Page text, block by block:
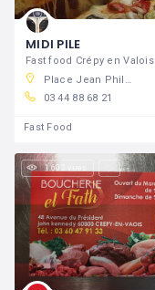
MIDI PILE
Fast food Crépy en Valois
Place Jean Philippe Rameau, 60800 Crépy-en-Valois, France
03 44 88 68 21
Fast Food
1 602 vues